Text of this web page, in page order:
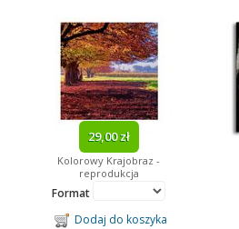
29,00 zł
Kolorowy Krajobraz -
reprodukcja
Format
Dodaj do koszyka